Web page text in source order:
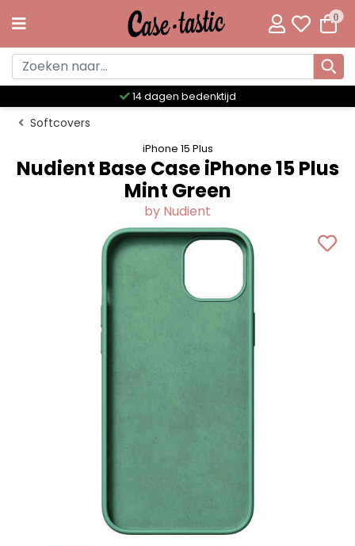
0
Meer dan 300 unieke designs
Softcovers
iPhone 15 Plus
Nudient Base Case iPhone 15 Plus
Mint Green
by Nudient